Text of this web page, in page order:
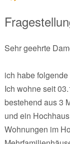
Sehr geehrte
ich habe folgende
Ich wohne seit
bestehend aus 3
und ein
Wohnungen im